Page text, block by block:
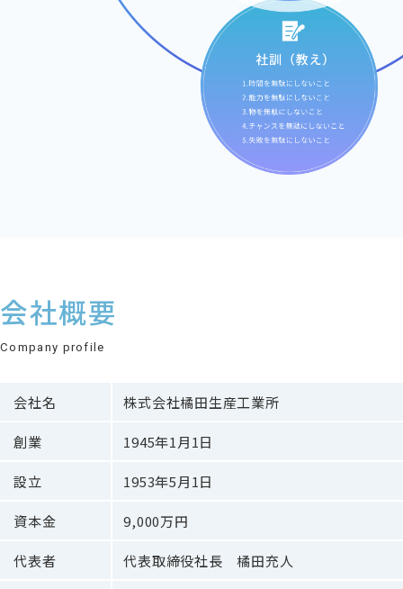
会社概要
Company profile
会社名 株式会社橘田生産工業所
創業 1945年1月1日
設立 1953年5月1日
資本金 9,000万円
代表者 代表取締役社長 橘田充人